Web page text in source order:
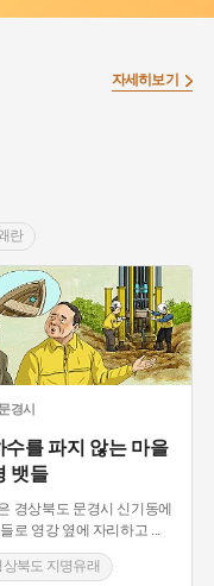
#낙성대
설화
운동 #애민
선언 #온달
#박물관
원호원두표묘역 #용인
부
#생활용품
#항일투쟁
란
볼만한곳
자세히보기
문경시
수를 파지 않는 마을
뱃들
경상북도 문경시 신기동에
로 영강 옆에 자리하고
상북도 지명유래